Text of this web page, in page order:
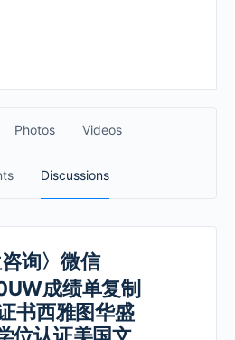
Photos Videos
Discussions
咨询〉微信
成绩单复制
书西雅图华盛